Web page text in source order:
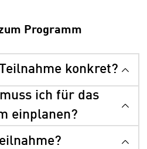
Programm
konkret?
ich für das
einplanen?